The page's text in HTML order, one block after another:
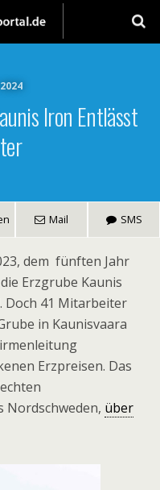
Iron Entlässt
Mail SMS
dem fünften Jahr
Erzgrube Kaunis
Doch 41 Mitarbeiter
in Kaunisvaara
Erzpreisen. Das
Nordschweden, über